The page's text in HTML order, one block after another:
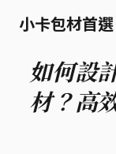
小卡包材首選
如何設
材？高